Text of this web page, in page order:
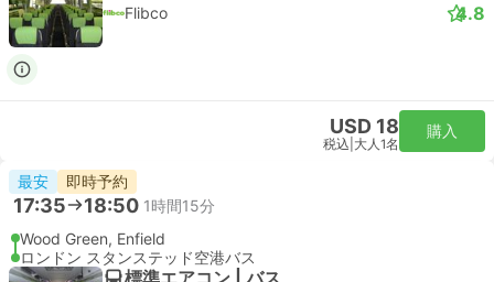
Stansted Express
USD 32
税込 大人1名
購入
即時予約
22:36 23:23 47分
リバプールストリート駅, ロンドン
London Stansted Airport
スタンダード | 列車